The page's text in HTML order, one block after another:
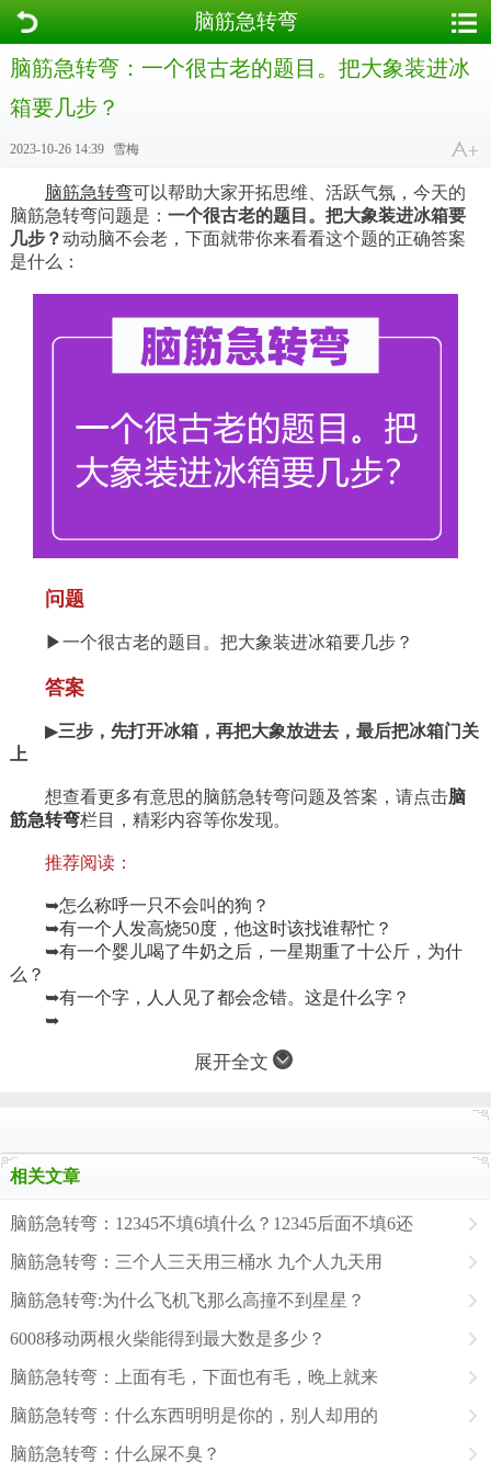
脑筋急转弯
脑筋急转弯：一个很古老的题目。把大象装进冰
箱要几步？
2023-10-26 14:39 雪梅
脑筋急转弯可以帮助大家开拓思维、活跃气氛，今天的
脑筋急转弯问题是： 一个很古老的题目。把大象装进冰箱要
几步？动动脑不会老，下面就带你来看看这个题的正确答案
是什么：
问题
▶一个很古老的题目。把大象装进冰箱要几步？
答案
▶三步，先打开冰箱，再把大象放进去，最后把冰箱门关
上
想查看更多有意思的脑筋急转弯问题及答案，请点击脑
筋急转弯栏目，精彩内容等你发现。
推荐阅读：
➥怎么称呼一只不会叫的狗？
➥有一个人发高烧50度，他这时该找谁帮忙？
➥有一个婴儿喝了牛奶之后，一星期重了十公斤，为什
么？
➥有一个字，人人见了都会念错。这是什么字？
➥
展开全文
相关文章
脑筋急转弯：12345不填6填什么？12345后面不填6还
脑筋急转弯：三个人三天用三桶水 九个人九天用
脑筋急转弯:为什么飞机飞那么高撞不到星星？
6008移动两根火柴能得到最大数是多少？
脑筋急转弯：上面有毛，下面也有毛，晚上就来
脑筋急转弯：什么东西明明是你的，别人却用的
脑筋急转弯：什么屎不臭？